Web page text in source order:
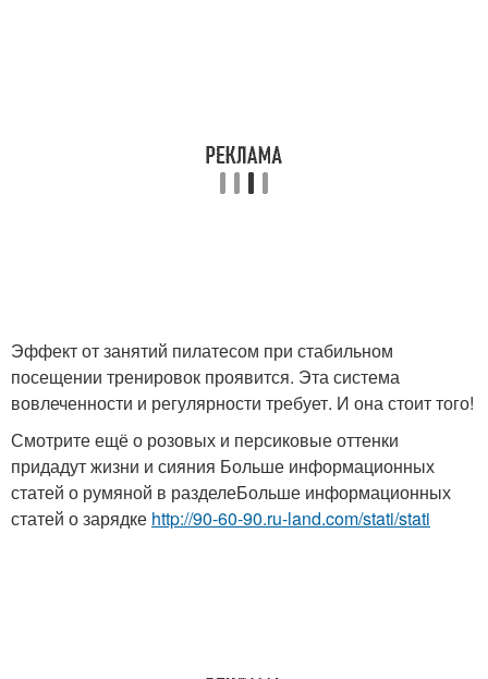
Эффект от занятий пилатесом при стабильном
посещении тренировок проявится. Эта система
вовлеченности и регулярности требует. И она стоит того!
Смотрите ещё о розовых и персиковые оттенки
придадут жизни и сияния Больше информационных
статей о румяной в разделеБольше информационных
статей о зарядке http://90-60-90.ru-land.com/stati/stati